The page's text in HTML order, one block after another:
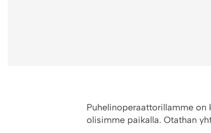
Puhelinoperaattorillamme on
olisimme paikalla. Otathan